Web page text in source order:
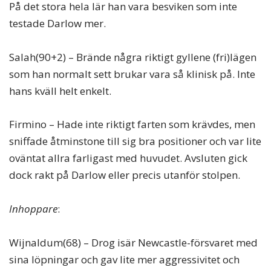
På det stora hela lär han vara besviken som inte
testade Darlow mer.
Salah(90+2) – Brände några riktigt gyllene (fri)lägen
som han normalt sett brukar vara så klinisk på. Inte
hans kväll helt enkelt.
Firmino – Hade inte riktigt farten som krävdes, men
sniffade åtminstone till sig bra positioner och var lite
oväntat allra farligast med huvudet. Avsluten gick
dock rakt på Darlow eller precis utanför stolpen.
Inhoppare:
Wijnaldum(68) – Drog isär Newcastle-försvaret med
sina löpningar och gav lite mer aggressivitet och